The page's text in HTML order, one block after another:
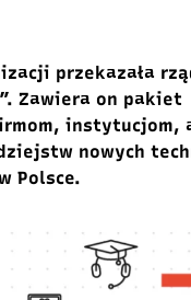
przekazała
Zawiera on pakiet
instytucjom,
nowych
Polsce.